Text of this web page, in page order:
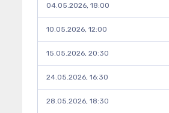
04.05.2026, 18:00
10.05.2026, 12:00
15.05.2026, 20:30
24.05.2026, 16:30
28.05.2026, 18:30